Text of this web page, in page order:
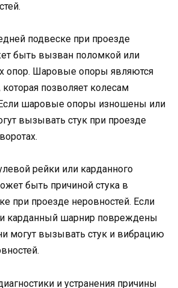
подвеске при проезде
быть вызван поломкой или
опор. Шаровые опоры являются
позволяет колесам
Если шаровые опоры изношены или
вызывать стук при проезде
рейки или карданного
быть причиной стука в
при проезде неровностей. Если
карданный шарнир повреждены
могут вызывать стук и вибрацию
и устранения причины